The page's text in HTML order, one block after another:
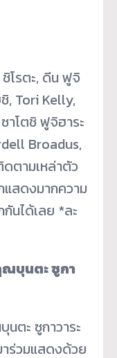
โรตะ, ดีน ฟูจิ
ชิ, Tori Kelly,
ซาโตชิ ฟูจิฮาระ
Broadus,
ดตามเหล่าตัว
แสดงมากความ
นได้เลย *ละ
บุนตะ ซูกา
นตะ ซูกาวาระ
ร่วมแสดงด้วย